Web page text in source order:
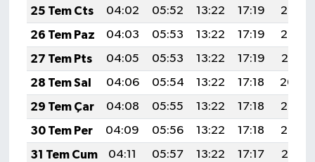
25 Tem Cts
04:02 05:52 13:22 17:19
20:43
26 Tem Paz
04:03 05:53 13:22 17:19
20:42
27 Tem Pts
04:05 05:53 13:22 17:19
20:41
28 Tem Sal
04:06 05:54 13:22 17:18
20:40
29 Tem Çar
04:08 05:55 13:22 17:18
20:39
30 Tem Per
04:09 05:56 13:22 17:18
20:38
31 Tem Cum
04:11 05:57 13:22 17:17
20:37